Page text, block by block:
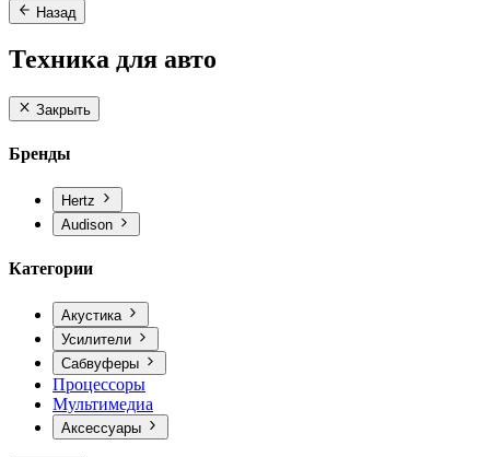
Назад
Техника для авто
Закрыть
Бренды
Hertz
Audison
Категории
Акустика
Усилители
Сабвуферы
Процессоры
Мультимедиа
Аксессуары